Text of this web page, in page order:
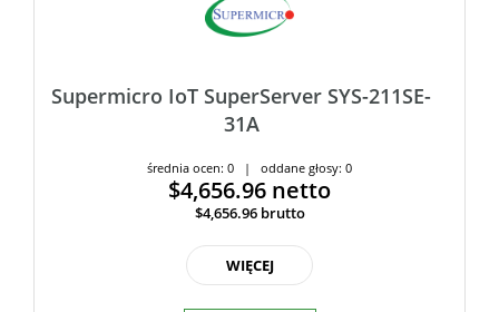
Supermicro IoT SuperServer SYS-211SE-
31A
średnia ocen: 0 | oddane głosy: 0
$4,656.96 netto
$4,656.96 brutto
WIĘCEJ